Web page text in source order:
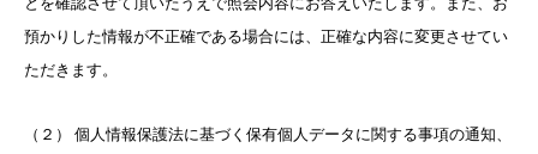
預かりした情報が不正確である場合には、正確な内容に変更させてい
ただきます。
（２） 個人情報保護法に基づく保有個人データに関する事項の通知、